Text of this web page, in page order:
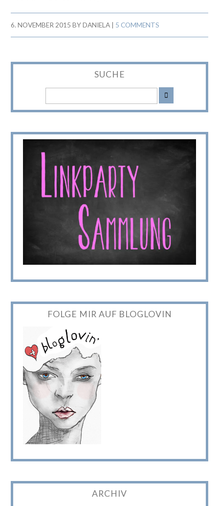
6. NOVEMBER 2015 BYDANIELA 5 COMMENTS
SUCHE
FOLGE MIR AUF BLOGLOVIN
ARCHIV